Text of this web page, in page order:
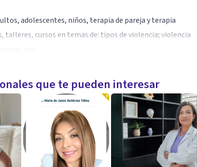
adolescentes, niños, terapia de pareja y terapia
cursos en temas de: tipos de violencia; violencia
que te pueden interesar